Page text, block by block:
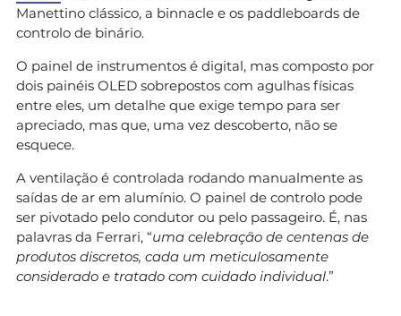
Manettino clássico, a binnacle e os paddleboards de
controlo de binário.
O painel de instrumentos é digital, mas composto por
dois painéis OLED sobrepostos com agulhas físicas
entre eles, um detalhe que exige tempo para ser
apreciado, mas que, uma vez descoberto, não se
esquece.
A ventilação é controlada rodando manualmente as
saídas de ar em alumínio. O painel de controlo pode
ser pivotado pelo condutor ou pelo passageiro. É, nas
palavras da Ferrari, “uma celebração de centenas de
produtos discretos, cada um meticulosamente
considerado e tratado com cuidado individual.”